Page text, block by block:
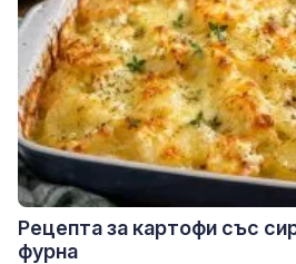
Рецепта за картофи със
фурна